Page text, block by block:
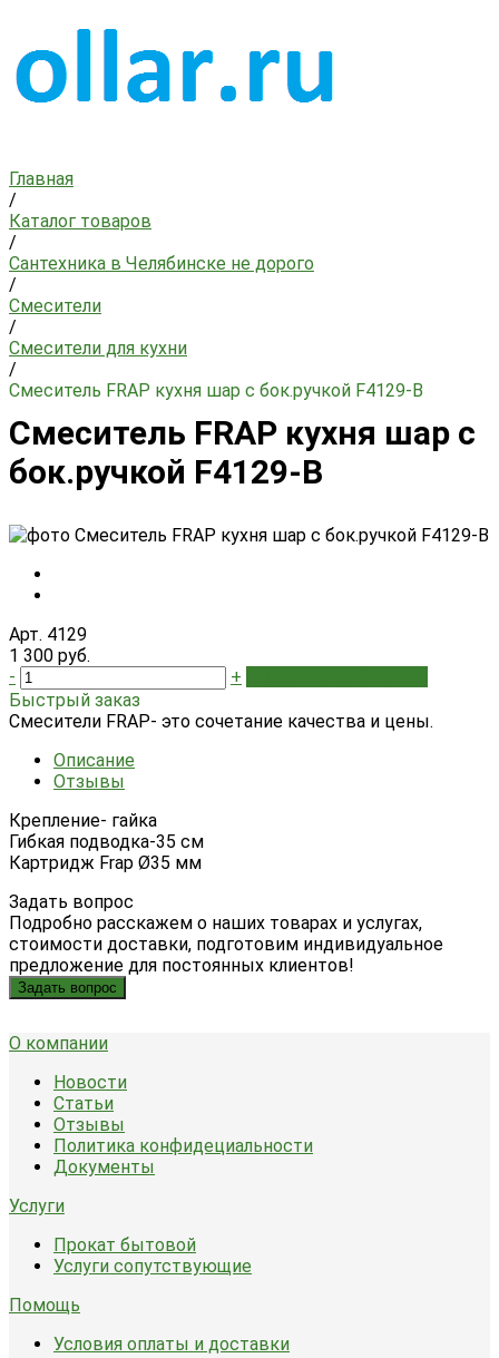
Главная
/
Каталог товаров
/
Сантехника в Челябинске не дорого
/
Смесители
/
Смесители для кухни
/
Смеситель FRAP кухня шар с бок.ручкой F4129-В
Смеситель FRAP кухня шар с
бок.ручкой F4129-В
Арт. 4129
1 300 руб.
-
+
Быстрый заказ
Смесители FRAP- это сочетание качества и цены.
Описание
Отзывы
Крепление- гайка
Гибкая подводка-35 см
Картридж Frap Ø35 мм
Задать вопрос
Подробно расскажем о наших товарах и услугах,
стоимости доставки, подготовим индивидуальное
предложение для постоянных клиентов!
Задать вопрос
О компании
Новости
Статьи
Отзывы
Политика конфидециальности
Документы
Услуги
Прокат бытовой
Услуги сопутствующие
Помощь
Условия оплаты и доставки